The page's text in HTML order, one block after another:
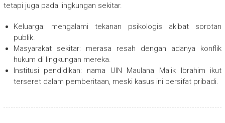
tetapi juga pada lingkungan sekitar.
Keluarga: mengalami tekanan psikologis akibat sorotan
publik.
Masyarakat sekitar: merasa resah dengan adanya konflik
hukum di lingkungan mereka.
Institusi pendidikan: nama UIN Maulana Malik Ibrahim ikut
terseret dalam pemberitaan, meski kasus ini bersifat pribadi.